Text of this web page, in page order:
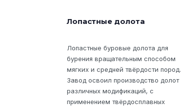
Лопастные долота
Лопастные буровые долота для
бурения вращательным способом
мягких и средней твёрдости пород.
Завод освоил производство долот
различных модификаций, с
применением твёрдосплавных